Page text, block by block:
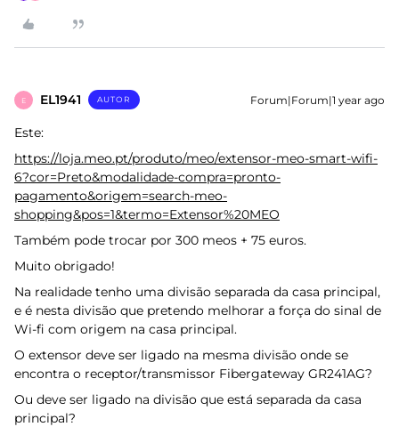
E EL1941 AUTOR Forum|Forum|1 year ago
Este:
https://loja.meo.pt/produto/meo/extensor-meo-smart-wifi-
6?cor=Preto&modalidade-compra=pronto-
pagamento&origem=search-meo-
shopping&pos=1&termo=Extensor%20MEO
Também pode trocar por 300 meos + 75 euros.
Muito obrigado!
Na realidade tenho uma divisão separada da casa principal,
e é nesta divisão que pretendo melhorar a força do sinal de
Wi-fi com origem na casa principal.
O extensor deve ser ligado na mesma divisão onde se
encontra o receptor/transmissor Fibergateway GR241AG?
Ou deve ser ligado na divisão que está separada da casa
principal?